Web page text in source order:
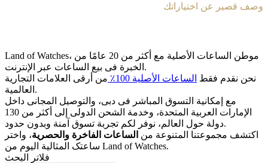
وصف قصير عن اختياراتك
Land of Watches، موطن الساعات الأصلیة مع أکثر من 20 عامًا من
الخبرة فی بیع الساعات عبر الإنترنت.
نحن نقدم فقط الساعات الأصلیة 100٪
من أرقى العلامات التجاریة
العالمیة.
مع إمکانیة التسوق المباشر فی دبی، والتوصیل المجانی داخل
الإمارات العربیة المتحدة، وخدمة الشحن الدولی إلى أکثر من 130
دولة حول العالم، نوفر لکم تجربة تسوق آمنة وبدون حدود.
اکتشف مجموعتنا المتنوعة من الساعات الفاخرة والحصریة، واختر
ساعتک المثالیة الیوم من Land of Watches.
فلاتر البحث